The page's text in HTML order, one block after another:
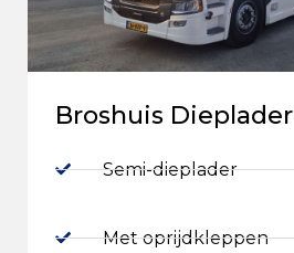
Broshuis Dieplader
Semi-dieplader
Met oprijdkleppen